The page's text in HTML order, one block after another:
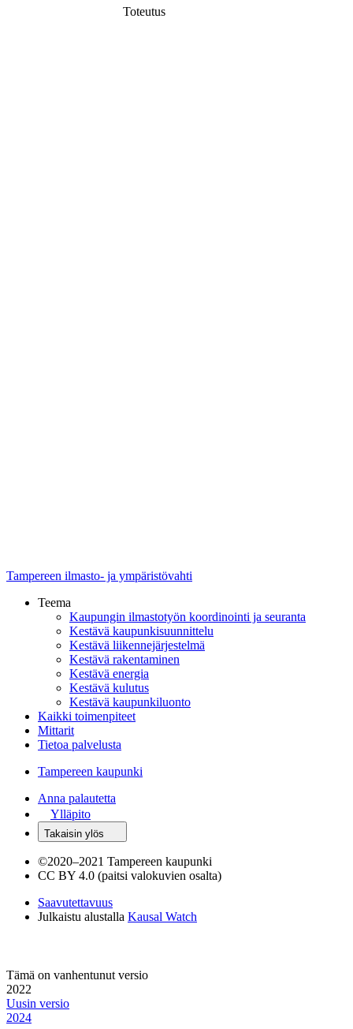
Toteutus
Tampereen ilmasto- ja ympäristövahti
Teema
Kaupungin ilmastotyön koordinointi ja seuranta
Kestävä kaupunkisuunnittelu
Kestävä liikennejärjestelmä
Kestävä rakentaminen
Kestävä energia
Kestävä kulutus
Kestävä kaupunkiluonto
Kaikki toimenpiteet
Mittarit
Tietoa palvelusta
Tampereen kaupunki
Anna palautetta
Ylläpito
Takaisin ylös
©2020–2021 Tampereen kaupunki
CC BY 4.0 (paitsi valokuvien osalta)
Saavutettavuus
Julkaistu alustalla Kausal Watch
Tämä on vanhentunut versio
2022
Uusin versio
2024